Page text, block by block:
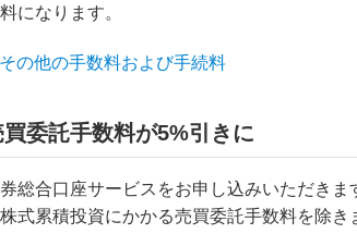
になります。
その他の手数料および手続料
買委託手数料が5%引きに
総合口座サービスをお申し込みいただき
式累積投資にかかる売買委託手数料を除き